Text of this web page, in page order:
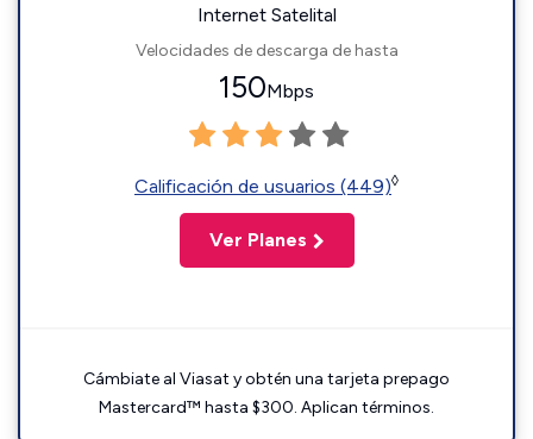
Internet Satelital
Velocidades de descarga de hasta
150Mbps
Calificación de usuarios (449)◊
Ver Planes
Cámbiate al Viasat y obtén una tarjeta prepago
Mastercard™ hasta $300. Aplican términos.